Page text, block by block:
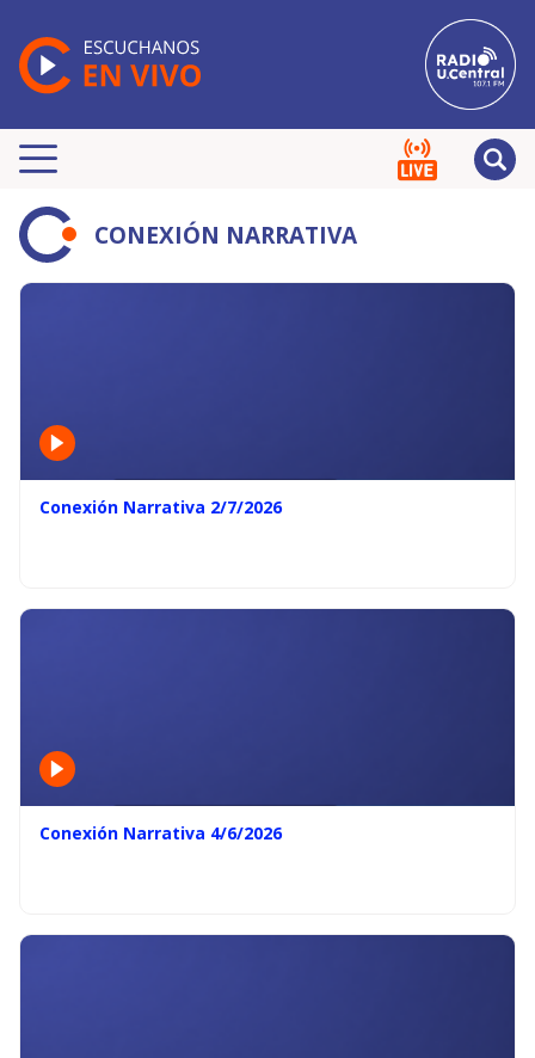
CONEXIÓN NARRATIVA
Conexión Narrativa 2/7/2026
Conexión Narrativa 4/6/2026